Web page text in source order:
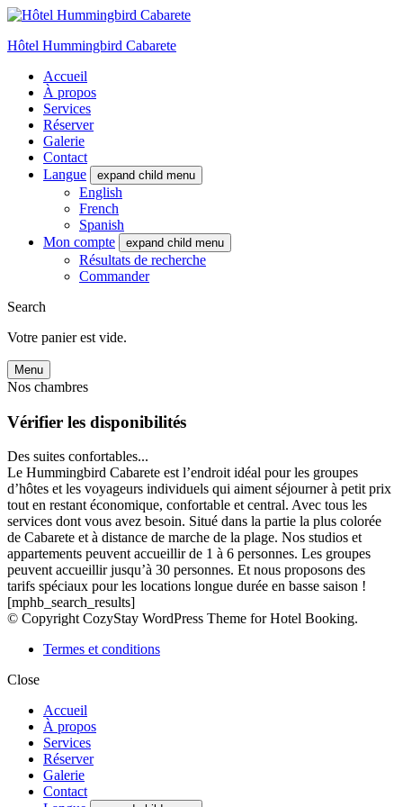
Hôtel Hummingbird Cabarete
Accueil
À propos
Services
Réserver
Galerie
Contact
Langue
expand child menu
English
French
Spanish
Mon compte
expand child menu
Résultats de recherche
Commander
Search
Votre panier est vide.
Menu
Nos chambres
Vérifier les disponibilités
Des suites confortables...
Le Hummingbird Cabarete est l’endroit idéal pour les groupes
d’hôtes et les voyageurs individuels qui aiment séjourner à petit prix
tout en restant économique, confortable et central. Avec tous les
services dont vous avez besoin. Situé dans la partie la plus colorée
de Cabarete et à distance de marche de la plage. Nos studios et
appartements peuvent accueillir de 1 à 6 personnes. Les groupes
peuvent accueillir jusqu’à 30 personnes. Et nous proposons des
tarifs spéciaux pour les locations longue durée en basse saison !
[mphb_search_results]
© Copyright CozyStay WordPress Theme for Hotel Booking.
Termes et conditions
Close
Accueil
À propos
Services
Réserver
Galerie
Contact